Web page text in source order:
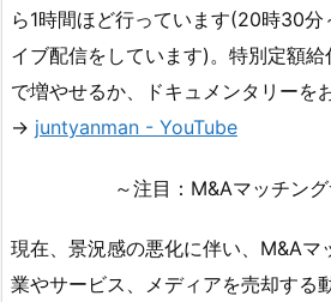
ら1時間ほど行っています(20時30分
イブ配信をしています)。特別定額給
で増やせるか、ドキュメンタリーを
→ juntyanman - YouTube
～注目：M&Aマッチン
現在、景況感の悪化に伴い、M&Aマ
業やサービス、メディアを売却する